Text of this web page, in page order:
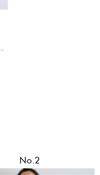
No.2